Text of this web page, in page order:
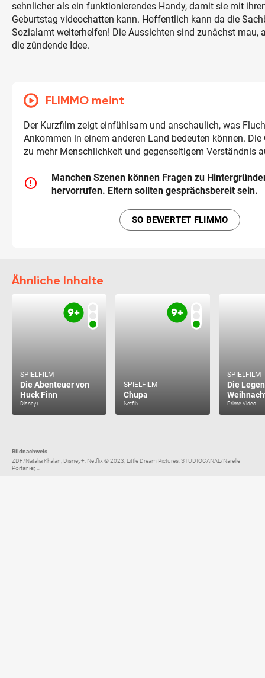
sehnlicher als ein funktionierendes Handy, damit sie mit
Geburtstag videochatten kann. Hoffentlich kann da die
Sozialamt weiterhelfen! Die Aussichten sind zunächst mau,
die zündende Idee.
FLIMMO meint
Der Kurzfilm zeigt einfühlsam und anschaulich, was
Ankommen in einem anderen Land bedeuten können.
zu mehr Menschlichkeit und gegenseitigem Verständnis
error_outline
Manchen Szenen können Fragen zu
hervorrufen. Eltern sollten gesprächsbereit sein.
SO BEWERTET FLIMMO
Ähnliche Inhalte
SPIELFILM
Die Abenteuer von
Huck Finn
Disney+
SPIELFILM
Chupa
Netflix
SPIELFILM
Die
Prime Video
Bildnachweis
ZDF/Natalia Khalan, Disney+, Netflix © 2023, Little Dream Pictures, STUDIOCANAL/Narelle
Portanier, ...